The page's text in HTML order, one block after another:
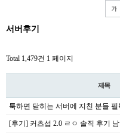
서버후기
Total 1,479건 1 페이지
제목
툭하면 닫히는 서버에 지친 분들
[후기] 커츠섭 2.0 ㄹㅇ 솔직 후기